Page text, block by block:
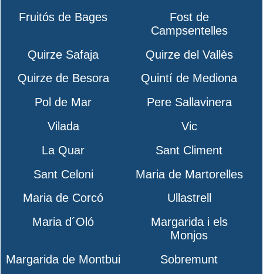
Fruitós de Bages
Fost de
Campsentelles
Quirze Safaja
Quirze del Vallès
Quirze de Besora
Quintí de Mediona
Pol de Mar
Pere Sallavinera
Vilada
Vic
La Quar
Sant Climent
Sant Celoni
Maria de Martorelles
Maria de Corcó
Ullastrell
Maria d´Oló
Margarida i els
Monjos
Margarida de Montbui
Sobremunt